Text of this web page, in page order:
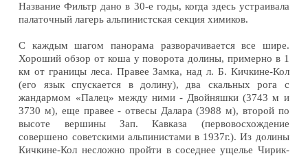
Название Фильтр дано в 30-е годы, когда здесь устраивала
палаточный лагерь альпинистская секция химиков.
С каждым шагом панорама разворачивается все шире.
Хороший обзор от коша у поворота долины, примерно в 1
км от границы леса. Правее Замка, над л. Б. Кичкине-Кол
(его язык спускается в долину), два скальных рога с
жандармом «Палец» между ними - Двойняшки (3743 м и
3730 м), еще правее - отвесы Далара (3988 м), второй по
высоте вершины Зап. Кавказа (первовосхождение
совершено советскими альпинистами в 1937г.). Из долины
Кичкине-Кол несложно пройти в соседнее ущелье Чирик-